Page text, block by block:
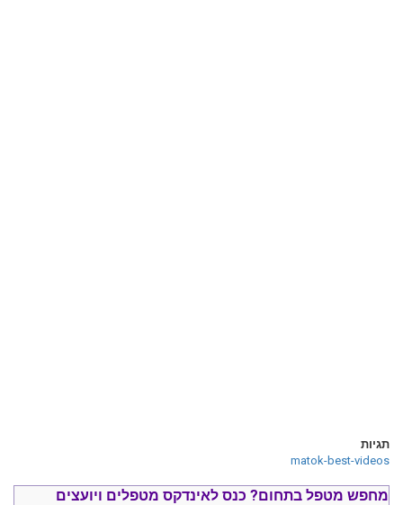
תגיות
matok-best-videos
מחפש מטפל בתחום? כנס לאינדקס מטפלים ויועצים